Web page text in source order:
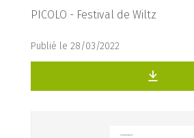
PICOLO - Festival de Wiltz
Publié le 28/03/2022